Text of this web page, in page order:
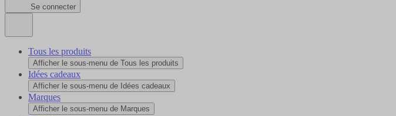
Se connecter
Tous les produits
Afficher le sous-menu de Tous les produits
Idées cadeaux
Afficher le sous-menu de Idées cadeaux
Marques
Afficher le sous-menu de Marques